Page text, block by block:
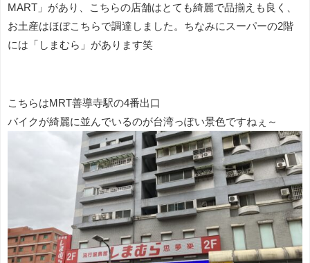
MART」があり、こちらの店舗はとても綺麗で品揃えも良く、
お土産はほぼこちらで調達しました。ちなみにスーパーの2階
には「しまむら」があります笑
こちらはMRT善導寺駅の4番出口
バイクが綺麗に並んでいるのが台湾っぽい景色ですねぇ～